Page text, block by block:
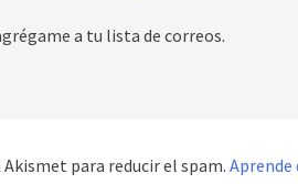
a tu lista de correos.
para reducir el spam. Aprende